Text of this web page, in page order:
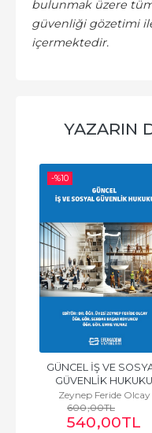
bulunmak üzere
güvenliği gözetimi
içermektedir.
YAZARIN
-%10
GÜNCEL İŞ VE
GÜVENLİK HUKUKU
Zeynep Feride Olcay
600,00TL
540,00TL